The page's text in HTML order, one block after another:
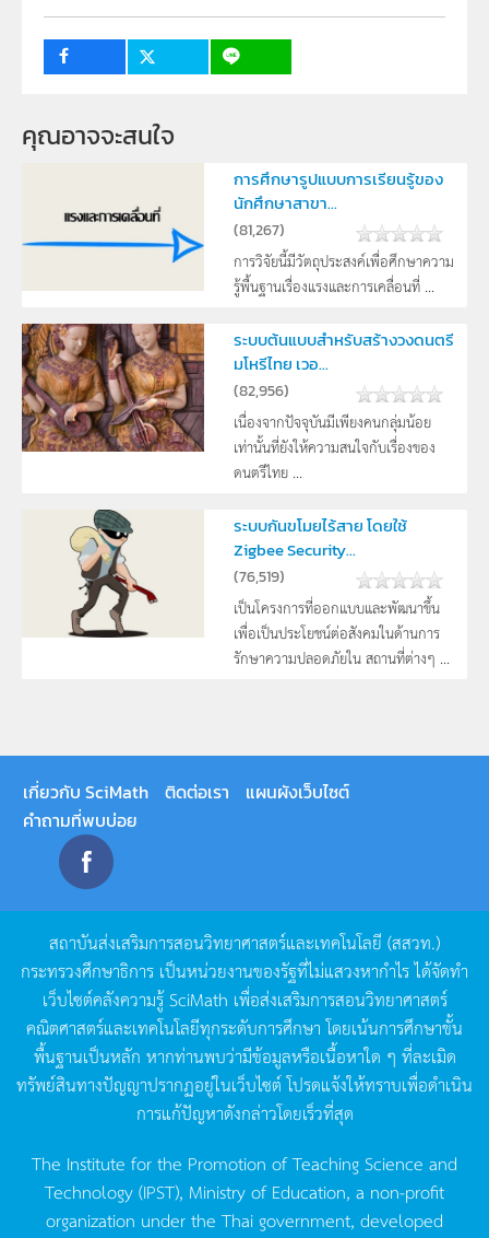
คุณอาจจะสนใจ
การศึกษารูปแบบการเรียนรู้ของ
นักศึกษาสาขา...
(81,267)
การวิจัยนี้มีวัตถุประสงค์เพื่อศึกษาความ
รู้พื้นฐานเรื่องแรงและการเคลื่อนที่ ...
ระบบต้นแบบสำหรับสร้างวงดนตรี
มโหรีไทย เวอ...
(82,956)
เนื่องจากปัจจุบันมีเพียงคนกลุ่มน้อย
เท่านั้นที่ยังให้ความสนใจกับเรื่องของ
ดนตรีไทย ...
ระบบกันขโมยไร้สาย โดยใช้
Zigbee Security...
(76,519)
เป็นโครงการที่ออกแบบและพัฒนาขึ้น
เพื่อเป็นประโยชน์ต่อสังคมในด้านการ
รักษาความปลอดภัยใน สถานที่ต่างๆ ...
เกี่ยวกับ SciMath ติดต่อเรา
แผนผังเว็บไซต์
คำถามที่พบบ่อย
สถาบันส่งเสริมการสอนวิทยาศาสตร์และเทคโนโลยี (สสวท.)
กระทรวงศึกษาธิการ เป็นหน่วยงานของรัฐที่ไม่แสวงหากำไรได้จัดทำ
เว็บไซต์คลังความรู้SciMath เพื่อส่งเสริมการสอนวิทยาศาสตร์
คณิตศาสตร์และเทคโนโลยีทุกระดับการศึกษา โดยเน้นการศึกษาขั้น
พื้นฐานเป็นหลัก หากท่านพบว่ามีข้อมูลหรือเนื้อหาใด ๆ ที่ละเมิด
ทรัพย์สินทางปัญญาปรากฏอยู่ในเว็บไซต์โปรดแจ้งให้ทราบเพื่อดำเนิน
การแก้ปัญหาดังกล่าวโดยเร็วที่สุด
The Institute for the Promotion of Teaching Science and
Technology (IPST), Ministry of Education, a non-profit
organization under the Thai government, developed